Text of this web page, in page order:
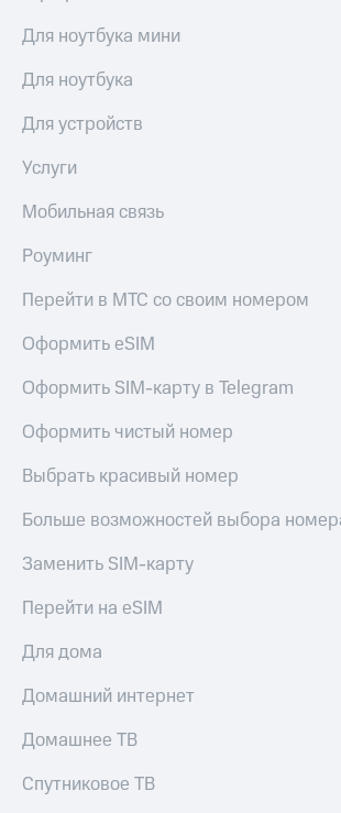
Для ноутбука мини
Для ноутбука
Для устройств
Услуги
Мобильная связь
Роуминг
Перейти в МТС со своим номером
Оформить eSIM
Оформить SIM-карту в Telegram
Оформить чистый номер
Выбрать красивый номер
Больше возможностей выбора
Заменить SIM-карту
Перейти на eSIM
Для дома
Домашний интернет
Домашнее ТВ
Спутниковое ТВ